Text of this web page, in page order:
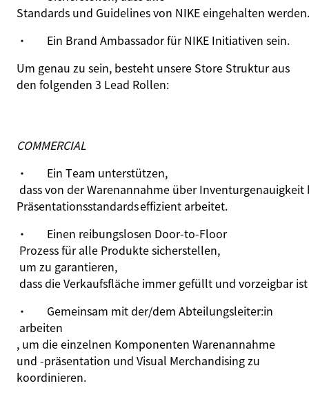
Standards und Guidelines von NIKE eingehalten
· Ein Brand Ambassador für NIKE Initiativen sein.
Um genau zu sein, besteht unsere Store Struktur aus
den folgenden 3 Lead Rollen:
COMMERCIAL
· Ein Team unterstützen,
dass von der Warenannahme über
Präsentationsstandardseffizient arbeitet.
· Einen reibungslosen Door-to-Floor
Prozess für alle Produkte sicherstellen,
um zu garantieren,
dass die Verkaufsfläche immer gefüllt und vorzeigbar
· Gemeinsam mit der/dem Abteilungsleiter:in
arbeiten
, um die einzelnen Komponenten Warenannahme
und -präsentation und Visual Merchandising zu
koordinieren.